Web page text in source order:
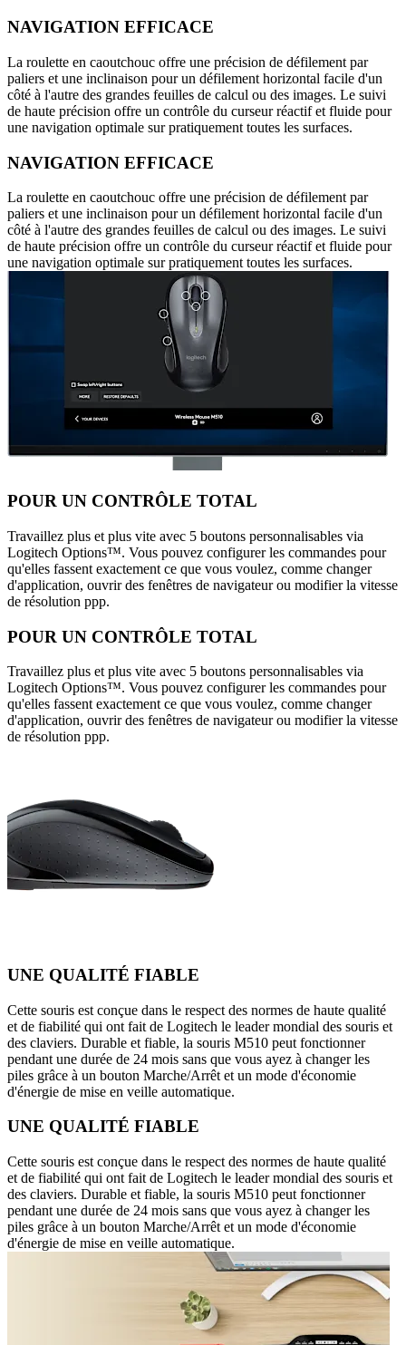
NAVIGATION EFFICACE
La roulette en caoutchouc offre une précision de défilement par
paliers et une inclinaison pour un défilement horizontal facile d'un
côté à l'autre des grandes feuilles de calcul ou des images. Le suivi
de haute précision offre un contrôle du curseur réactif et fluide pour
une navigation optimale sur pratiquement toutes les surfaces.
NAVIGATION EFFICACE
La roulette en caoutchouc offre une précision de défilement par
paliers et une inclinaison pour un défilement horizontal facile d'un
côté à l'autre des grandes feuilles de calcul ou des images. Le suivi
de haute précision offre un contrôle du curseur réactif et fluide pour
une navigation optimale sur pratiquement toutes les surfaces.
POUR UN CONTRÔLE TOTAL
Travaillez plus et plus vite avec 5 boutons personnalisables via
Logitech Options™. Vous pouvez configurer les commandes pour
qu'elles fassent exactement ce que vous voulez, comme changer
d'application, ouvrir des fenêtres de navigateur ou modifier la vitesse
de résolution ppp.
POUR UN CONTRÔLE TOTAL
Travaillez plus et plus vite avec 5 boutons personnalisables via
Logitech Options™. Vous pouvez configurer les commandes pour
qu'elles fassent exactement ce que vous voulez, comme changer
d'application, ouvrir des fenêtres de navigateur ou modifier la vitesse
de résolution ppp.
UNE QUALITÉ FIABLE
Cette souris est conçue dans le respect des normes de haute qualité
et de fiabilité qui ont fait de Logitech le leader mondial des souris et
des claviers. Durable et fiable, la souris M510 peut fonctionner
pendant une durée de 24 mois sans que vous ayez à changer les
piles grâce à un bouton Marche/Arrêt et un mode d'économie
d'énergie de mise en veille automatique.
UNE QUALITÉ FIABLE
Cette souris est conçue dans le respect des normes de haute qualité
et de fiabilité qui ont fait de Logitech le leader mondial des souris et
des claviers. Durable et fiable, la souris M510 peut fonctionner
pendant une durée de 24 mois sans que vous ayez à changer les
piles grâce à un bouton Marche/Arrêt et un mode d'économie
d'énergie de mise en veille automatique.